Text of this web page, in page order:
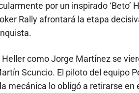
por un inspirado ‘Beto’
Rally afrontará la etapa
como Jorge Martínez se
Scuncio. El piloto del equipo
mecánica lo obligó a retirarse en